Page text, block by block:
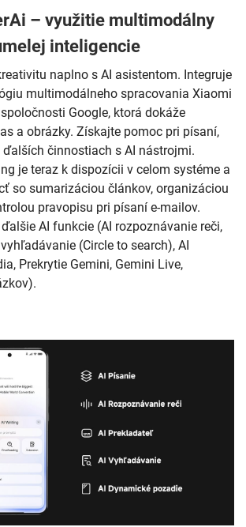
– využitie multimodálny
inteligencie
naplno s AI asistentom. Integruje
multimodálneho spracovania Xiaomi
Google, ktorá dokáže
a obrázky. Získajte pomoc pri písaní,
činnostiach s AI nástrojmi.
je teraz k dispozícii v celom systéme a
so sumarizáciou článkov, organizáciou
pravopisu pri písaní e-mailov.
AI funkcie (AI rozpoznávanie reči,
(Circle to search), AI
Prekrytie Gemini, Gemini Live,